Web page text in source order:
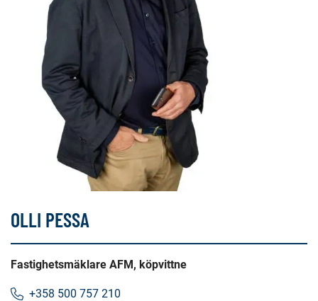
OLLI PESSA
Fastighetsmäklare AFM, köpvittne
+358 500 757 210